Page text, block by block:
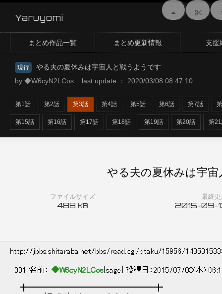
Yaruyomi
まとめ作品一覧 まとめ更新情報 支援
現行
やる夫の夏休みは宇宙人と戦うようです
by ◆W6cyN2LCos last update ： 2020/03/08 08:47:10
第1話 第2話 第3話 第4話 第5話 第6話 第7話
第15話 第16話 第17話 第18話 第19話 第20話 第
ファイルサイズ
488 KB
最終
2015-09-
やる夫の夏休みは宇
http://jbbs.shitaraba.net/bbs/read.cgi/otaku/15956/
331 名前： ◆W6cyN2LCos [sage] 投稿日：2015/07/08(水)
╋━━━━━━━━━━━━━━━━╋